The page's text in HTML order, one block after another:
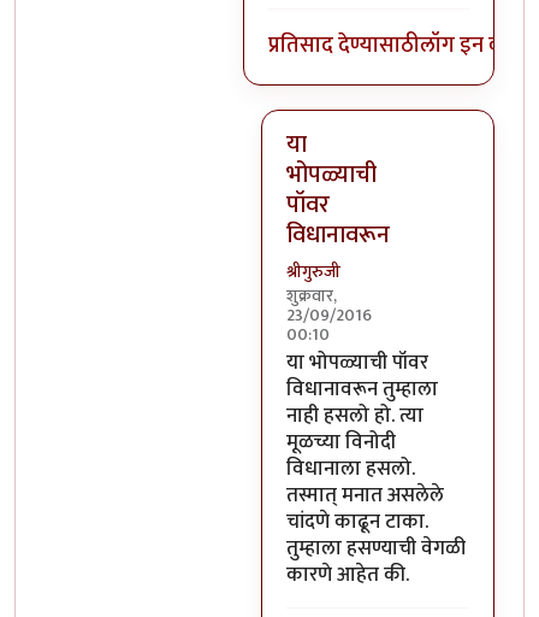
प्रतिसाद देण्यासाठीलॉग इन करा
या
भोपळ्याची
पॉवर
विधानावरून
श्रीगुरुजी
शुक्रवार,
23/09/2016
00:10
In reply toवर सांगितलेला अर्थ
या भोपळ्याची पॉवर
विधानावरून तुम्हाला
नाही हसलो हो. त्या
मूळच्या विनोदी
विधानाला हसलो.
तस्मात् मनात असलेले
चांदणे काढून टाका.
तुम्हाला हसण्याची वेगळी
कारणे आहेत की.